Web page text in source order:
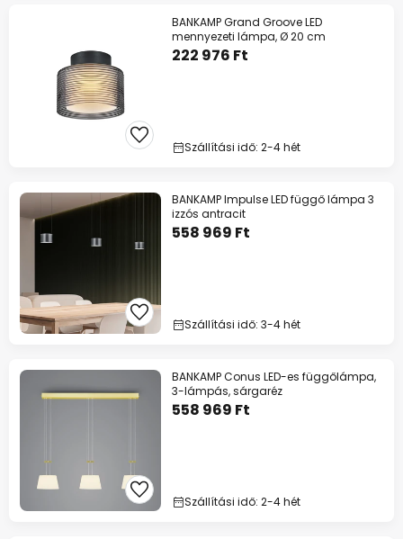
BANKAMP Grand Groove LED
mennyezeti lámpa, Ø 20 cm
222 976 Ft
Szállítási idő: 2-4 hét
BANKAMP Impulse LED függő lámpa 3
izzós antracit
558 969 Ft
Szállítási idő: 3-4 hét
BANKAMP Conus LED-es függőlámpa,
3-lámpás, sárgaréz
558 969 Ft
Szállítási idő: 2-4 hét